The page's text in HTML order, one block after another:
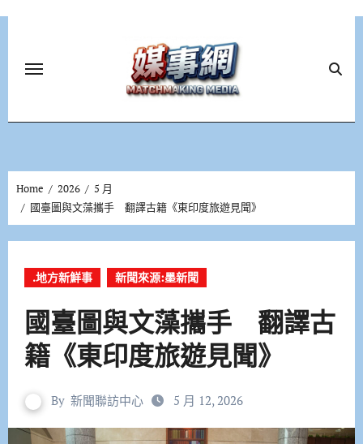
Home 2026
5 月
國臺圖與文藻攜手 翻譯古籍《東印度旅遊見聞》
.地方新鮮事 新聞來源:墨新聞
國臺圖與文藻攜手 翻譯古
籍《東印度旅遊見聞》
By 新聞聯訪中心 5 月 12, 2026